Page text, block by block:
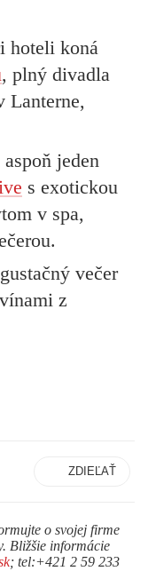
hoteli koná
, plný divadla
Lanterne,
jeden
s exotickou
v spa,
večer
z
ZDIEĽAŤ
o svojej firme
Bližšie informácie
; tel:+421 2 59 233